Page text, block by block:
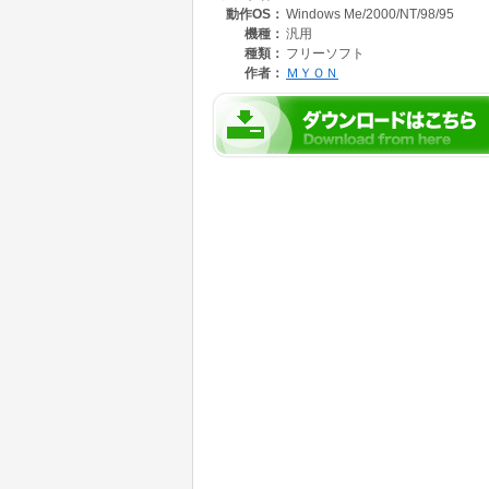
・相違点が分かり易いように色分け表示されま
・ファイルの相違点までダイレクトジャンプで
・ファイル比較の全体イメージを見ることがで
・テキストファイルを高速・高精度に比較しま
・指定された拡張子のファイルのみ比較を行う
・マルチウィンドウで同時にいくつもの比較結
・最近比較したファイルやフォルダの履歴を指
・ファイルをバイナリ解析モードで比較でき
動作OS： Windows Me/2000/NT/98/95
機種： 汎用
種類： フリーソフト
作者：
ＭＹＯＮ